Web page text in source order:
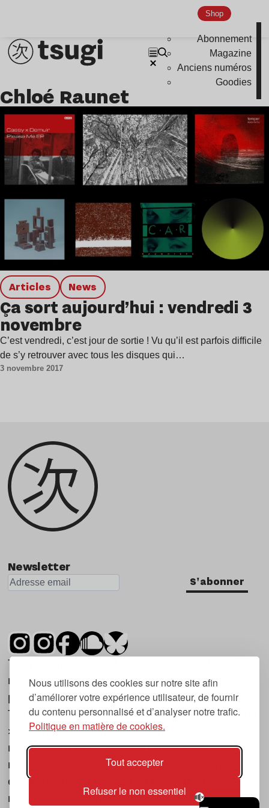
Nous utilisons des cookies sur notre site afin
d’améliorer votre expérience utilisateur, de fournir
du contenu personnalisé et d’analyser notre trafic.
Politique en matière de cookies.
Tout accepter
Refuser le non essentiel
Shop
Abonnement
Magazine
Anciens numéros
Goodies
Indie
Chloé Raunet
Articles news
Ça sort aujourd’hui : vendredi 3
novembre
C’est vendredi, c’est jour de sortie ! Vu qu’il est parfois difficile
de s’y retrouver avec tous les disques qui…
3 novembre 2017
Newsletter
S'abonner
Tsugi est un mensuel indépendant sur la
musique et les nouvelles tendances, dont la
première parution date de 2007.
Tsugi en japonais signifie « prochain », « suivant
», ce qui correspond à la thématique du
magazine, à l’affût des nouvelles tendances
musicales, qu’elles viennent de la musique
électronique, du rock ou du hip hop, et des
nouveaux phénomènes de société liés à la